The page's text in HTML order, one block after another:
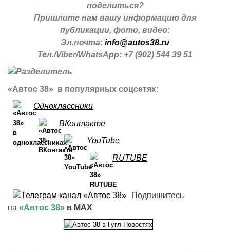
поделиться?
Пришлите нам вашу информацию для
публикации, фото, видео:
Эл.почта: info@autos38.ru
Тел./Viber/WhatsApp: +7 (902) 544 39 51
«Автос 38» в популярных соцсетях:
Одноклассники
ВКонтакте
YouTube
RUTUBE
Подпишитесь
на «Автос 38» в MAX